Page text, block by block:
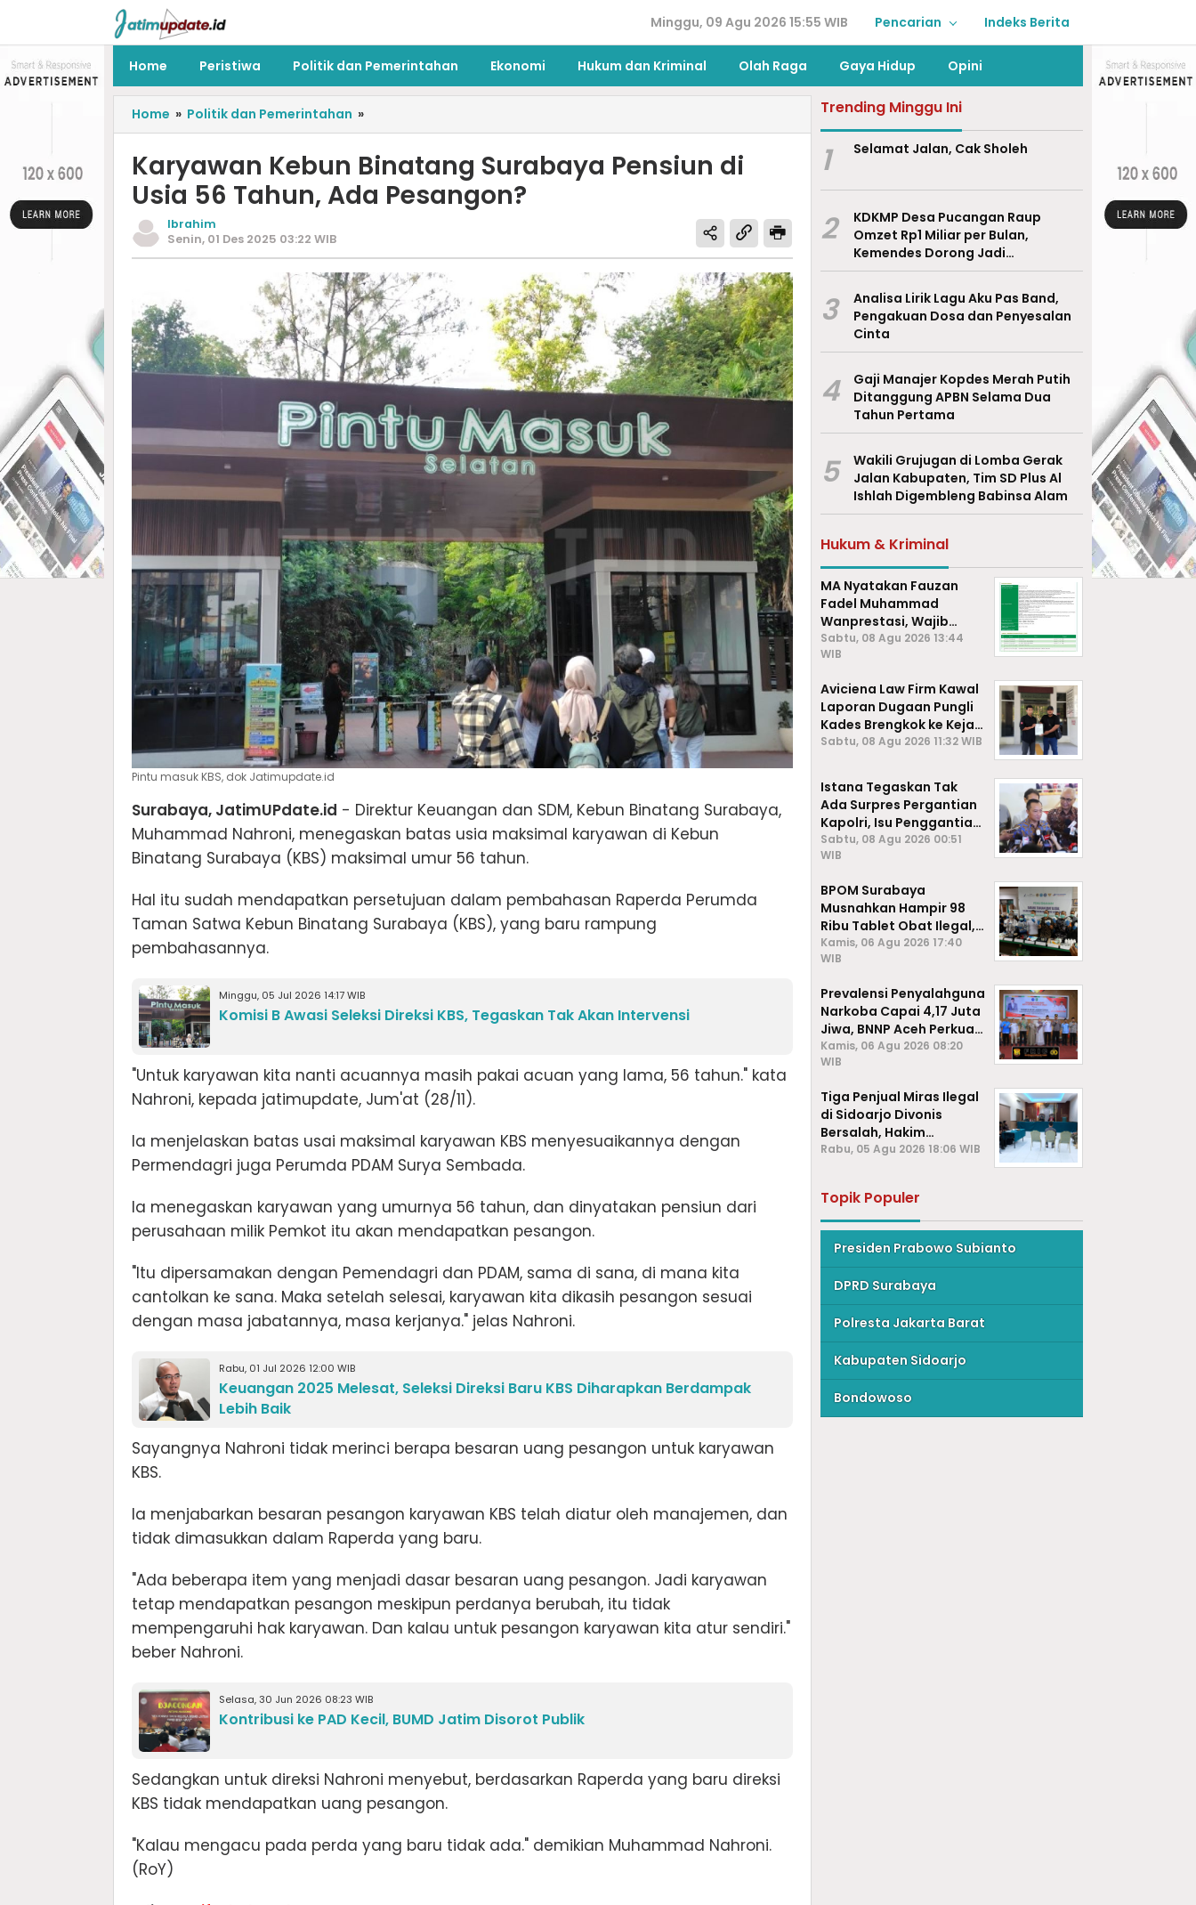
Minggu, 09 Agu 2026 15:55 WIB Pencarian Indeks Berita
Home Peristiwa Politik dan Pemerintahan Ekonomi Hukum dan Kriminal Olah Raga Gaya Hidup Opini
Home » Politik dan Pemerintahan »
Karyawan Kebun Binatang Surabaya Pensiun di
Usia 56 Tahun, Ada Pesangon?
Ibrahim
Senin, 01 Des 2025 03:22 WIB
Pintu masuk KBS, dok Jatimupdate.id
Surabaya, JatimUPdate.id - Direktur Keuangan dan SDM, Kebun Binatang Surabaya,
Muhammad Nahroni, menegaskan batas usia maksimal karyawan di Kebun
Binatang Surabaya (KBS) maksimal umur 56 tahun.
Hal itu sudah mendapatkan persetujuan dalam pembahasan Raperda Perumda
Taman Satwa Kebun Binatang Surabaya (KBS), yang baru rampung
pembahasannya.
Minggu, 05 Jul 2026 14:17 WIB
Komisi B Awasi Seleksi Direksi KBS, Tegaskan Tak Akan Intervensi
"Untuk karyawan kita nanti acuannya masih pakai acuan yang lama, 56 tahun." kata
Nahroni, kepada jatimupdate, Jum'at (28/11).
Ia menjelaskan batas usai maksimal karyawan KBS menyesuaikannya dengan
Permendagri juga Perumda PDAM Surya Sembada.
Ia menegaskan karyawan yang umurnya 56 tahun, dan dinyatakan pensiun dari
perusahaan milik Pemkot itu akan mendapatkan pesangon.
"Itu dipersamakan dengan Pemendagri dan PDAM, sama di sana, di mana kita
cantolkan ke sana. Maka setelah selesai, karyawan kita dikasih pesangon sesuai
dengan masa jabatannya, masa kerjanya." jelas Nahroni.
Rabu, 01 Jul 2026 12:00 WIB
Keuangan 2025 Melesat, Seleksi Direksi Baru KBS Diharapkan Berdampak
Lebih Baik
Sayangnya Nahroni tidak merinci berapa besaran uang pesangon untuk karyawan
KBS.
Ia menjabarkan besaran pesangon karyawan KBS telah diatur oleh manajemen, dan
tidak dimasukkan dalam Raperda yang baru.
"Ada beberapa item yang menjadi dasar besaran uang pesangon. Jadi karyawan
tetap mendapatkan pesangon meskipun perdanya berubah, itu tidak
mempengaruhi hak karyawan. Dan kalau untuk pesangon karyawan kita atur sendiri."
beber Nahroni.
Selasa, 30 Jun 2026 08:23 WIB
Kontribusi ke PAD Kecil, BUMD Jatim Disorot Publik
Sedangkan untuk direksi Nahroni menyebut, berdasarkan Raperda yang baru direksi
KBS tidak mendapatkan uang pesangon.
"Kalau mengacu pada perda yang baru tidak ada." demikian Muhammad Nahroni.
(RoY)
Trending Minggu Ini
1 Selamat Jalan, Cak Sholeh
2
KDKMP Desa Pucangan Raup
Omzet Rp1 Miliar per Bulan,
Kemendes Dorong Jadi
Percontohan Nasional
3
Analisa Lirik Lagu Aku Pas Band,
Pengakuan Dosa dan Penyesalan
Cinta
4
Gaji Manajer Kopdes Merah Putih
Ditanggung APBN Selama Dua
Tahun Pertama
5
Wakili Grujugan di Lomba Gerak
Jalan Kabupaten, Tim SD Plus Al
Ishlah Digembleng Babinsa Alam
Hukum & Kriminal
MA Nyatakan Fauzan
Fadel Muhammad
Wanprestasi, Wajib
Bayar Rp2,085 Miliar
Sabtu, 08 Agu 2026 13:44
WIB
Aviciena Law Firm Kawal
Laporan Dugaan Pungli
Kades Brengkok ke Kejari
Lamongan
Sabtu, 08 Agu 2026 11:32 WIB
Istana Tegaskan Tak
Ada Surpres Pergantian
Kapolri, Isu Penggantian
Listyo Sigit Dipastikan
Hoaks
Sabtu, 08 Agu 2026 00:51
WIB
BPOM Surabaya
Musnahkan Hampir 98
Ribu Tablet Obat Ilegal,
Cegah Penyalahgunaan
di Kalangan Pelajar
Kamis, 06 Agu 2026 17:40
WIB
Prevalensi Penyalahguna
Narkoba Capai 4,17 Juta
Jiwa, BNNP Aceh Perkuat
P4GN di Subulussalam
Kamis, 06 Agu 2026 08:20
WIB
Tiga Penjual Miras Ilegal
di Sidoarjo Divonis
Bersalah, Hakim
Jatuhkan Denda hingga
Rabu, 05 Agu 2026 18:06 WIB
Topik Populer
Presiden Prabowo Subianto
DPRD Surabaya
Polresta Jakarta Barat
Kabupaten Sidoarjo
Bondowoso